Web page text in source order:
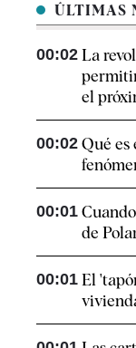
ÚLTIMAS
00:02 La
el
00:02 Qué es
00:01
de
00:01 El